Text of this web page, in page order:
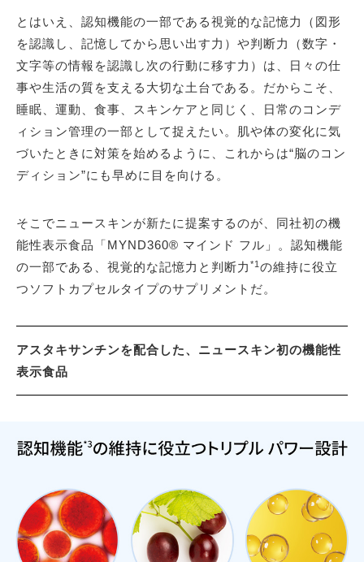
とはいえ、認知機能の一部である視覚的な記憶力（図形
を認識し、記憶してから思い出す力）や判断力（数字・
文字等の情報を認識し次の行動に移す力）は、日々の仕
事や生活の質を支える大切な土台である。だからこそ、
睡眠、運動、食事、スキンケアと同じく、日常のコンデ
ィション管理の一部として捉えたい。肌や体の変化に気
づいたときに対策を始めるように、これからは“脳のコン
ディション”にも早めに目を向ける。
そこでニュースキンが新たに提案するのが、同社初の機
能性表示食品「MYND360® マインド フル」。認知機能
の一部である、視覚的な記憶力と判断力 *1 の維持に役立
つソフトカプセルタイプのサプリメントだ。
アスタキサンチンを配合した、ニュースキン初の機能性
表示食品